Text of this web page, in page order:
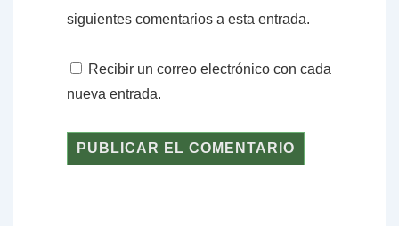
siguientes comentarios a esta entrada.
Recibir un correo electrónico con cada
nueva entrada.